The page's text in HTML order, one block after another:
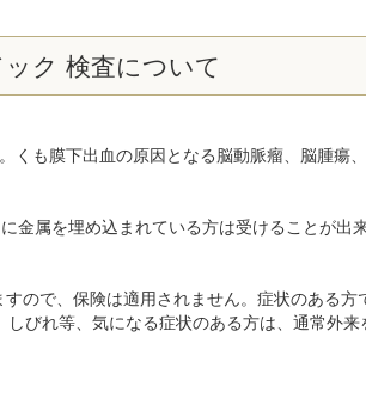
ク 検査について
も膜下出血の原因となる脳動脈瘤、脳腫瘍
金属を埋め込まれている方は受けることが出
ので、保険は適用されません。症状のある方
びれ等、気になる症状のある方は、通常外来